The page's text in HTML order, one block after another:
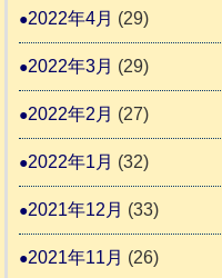
2022年4月 (29)
2022年3月 (29)
2022年2月 (27)
2022年1月 (32)
2021年12月 (33)
2021年11月 (26)